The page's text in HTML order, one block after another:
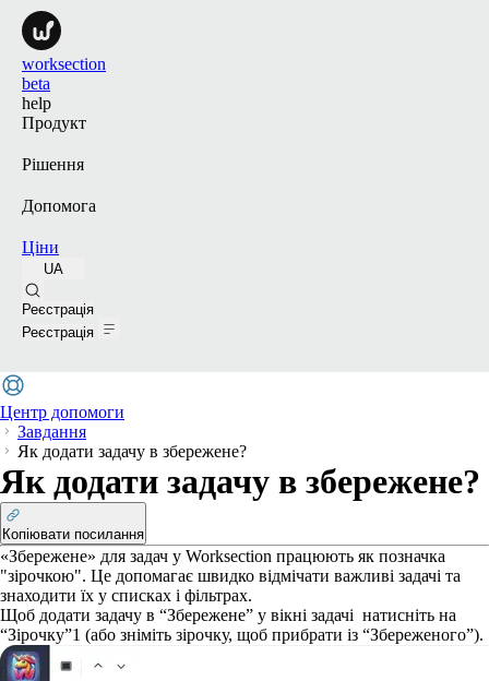
worksection
beta
help
Продукт
Рішення
Допомога
Ціни
UA
Реєстрація
Реєстрація
Центр допомоги
Завдання
Як додати задачу в збережене?
Як додати задачу в збережене?
Копіювати посилання
«Збережене» для задач у Worksection працюють як позначка
"зірочкою". Це допомагає швидко відмічати важливі задачі та
знаходити їх у списках і фільтрах.
Щоб додати задачу в “Збережене” у вікні задачі натисніть на
“Зірочку”1 (або зніміть зірочку, щоб прибрати із “Збереженого”).